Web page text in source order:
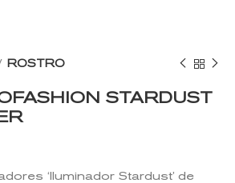
ROSTRO
STARDUST
‘Iluminador Stardust’ de